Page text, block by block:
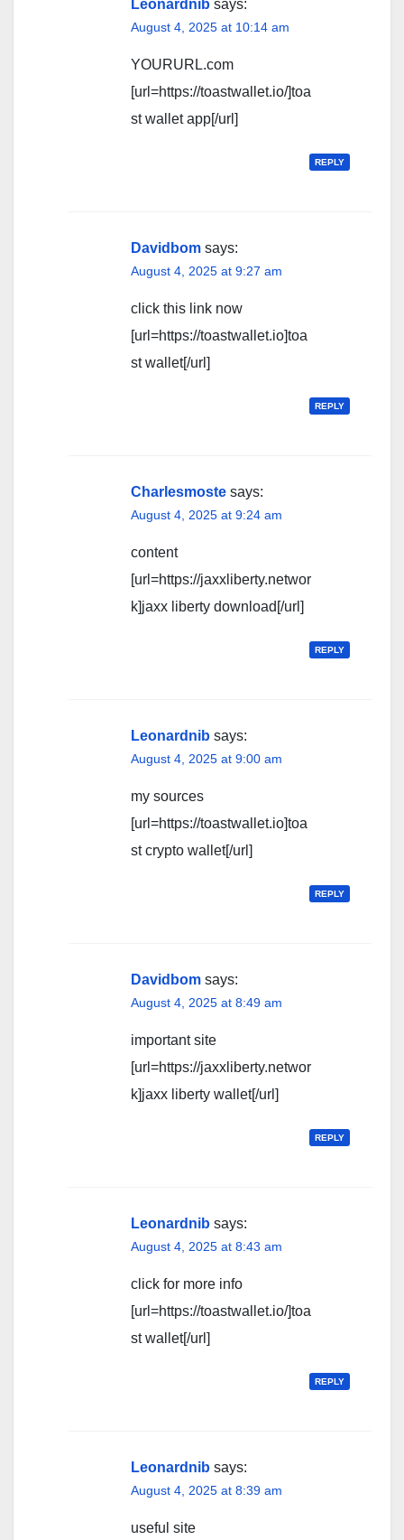
Leonardnib says:
August 4, 2025 at 10:14 am
YOURURL.com
[url=https://toastwallet.io/]toa
st wallet app[/url]
REPLY
Davidbom says:
August 4, 2025 at 9:27 am
click this link now
[url=https://toastwallet.io]toa
st wallet[/url]
REPLY
Charlesmoste says:
August 4, 2025 at 9:24 am
content
[url=https://jaxxliberty.networ
k]jaxx liberty download[/url]
REPLY
Leonardnib says:
August 4, 2025 at 9:00 am
my sources
[url=https://toastwallet.io]toa
st crypto wallet[/url]
REPLY
Davidbom says:
August 4, 2025 at 8:49 am
important site
[url=https://jaxxliberty.networ
k]jaxx liberty wallet[/url]
REPLY
Leonardnib says:
August 4, 2025 at 8:43 am
click for more info
[url=https://toastwallet.io/]toa
st wallet[/url]
REPLY
Leonardnib says:
August 4, 2025 at 8:39 am
useful site